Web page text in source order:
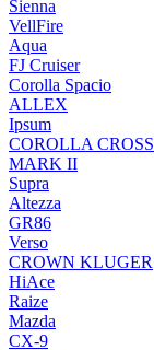
Sienna
VellFire
Aqua
FJ Cruiser
Corolla Spacio
ALLEX
Ipsum
COROLLA CROSS
MARK II
Supra
Altezza
GR86
Verso
CROWN KLUGER
HiAce
Raize
Mazda
CX-9